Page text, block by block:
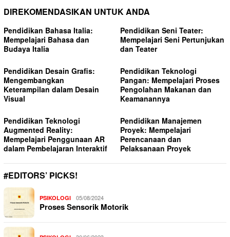
DIREKOMENDASIKAN UNTUK ANDA
Pendidikan Bahasa Italia:
Mempelajari Bahasa dan
Budaya Italia
Pendidikan Seni Teater:
Mempelajari Seni Pertunjukan
dan Teater
Pendidikan Desain Grafis:
Mengembangkan
Keterampilan dalam Desain
Visual
Pendidikan Teknologi
Pangan: Mempelajari Proses
Pengolahan Makanan dan
Keamanannya
Pendidikan Teknologi
Augmented Reality:
Mempelajari Penggunaan AR
dalam Pembelajaran Interaktif
Pendidikan Manajemen
Proyek: Mempelajari
Perencanaan dan
Pelaksanaan Proyek
#EDITORS’ PICKS!
PSIKOLOGI 05/08/2024
Proses Sensorik Motorik